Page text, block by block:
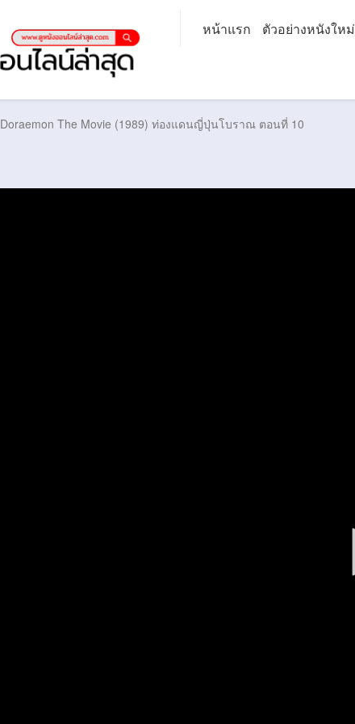
หน้าแรก ตัวอย่างหนังใหม่
Doraemon The Movie (1989) ท่องแดนญี่ปุ่นโบราณ ตอนที่ 10